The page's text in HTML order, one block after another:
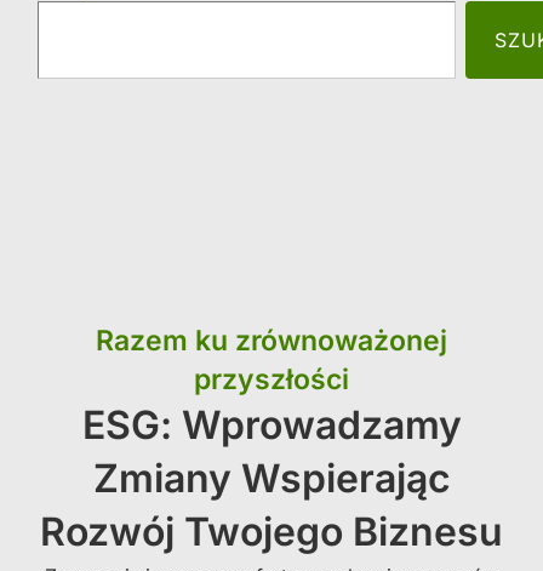
Razem ku zrównoważonej
przyszłości
ESG: Wprowadzamy
Zmiany Wspierając
Rozwój Twojego Biznesu